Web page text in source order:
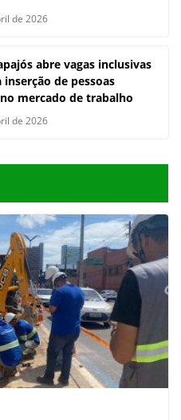
de 2026
abre vagas inclusivas
inserção de pessoas
mercado de trabalho
de 2026